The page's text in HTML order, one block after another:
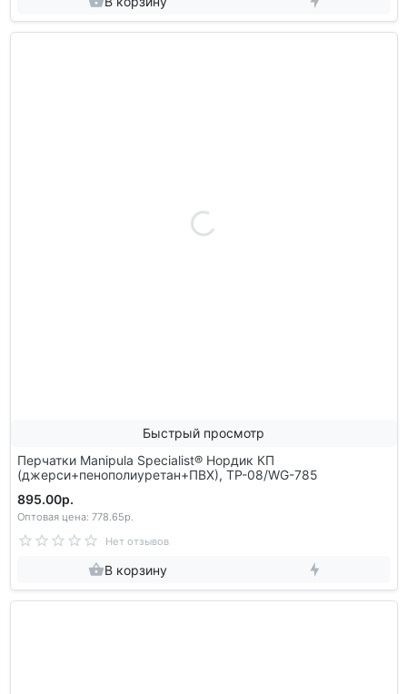
Быстрый просмотр
Перчатки Manipula Specialist® Нордик КП
(джерси+пенополиуретан+ПВХ), ТР-08/WG-785
895.00р.
Оптовая цена: 778.65р.
Нет отзывов
В корзину